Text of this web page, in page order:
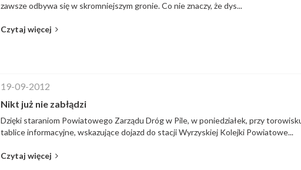
zawsze odbywa się w skromniejszym gronie. Co nie znaczy, że dys...
Czytaj więcej
19-09-2012
Nikt już nie zabłądzi
Dzięki staraniom Powiatowego Zarządu Dróg w Pile, w poniedziałek, przy
tablice informacyjne, wskazujące dojazd do stacji Wyrzyskiej Kolejki Powiatowe...
Czytaj więcej